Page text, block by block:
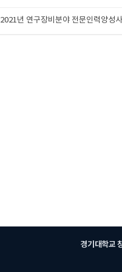
2021년 연구장비분야 전문인력양성
경기대학교